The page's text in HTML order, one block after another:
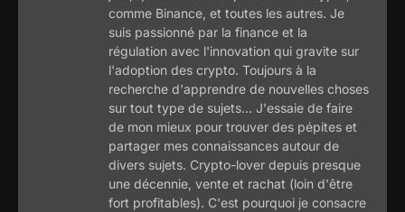
comme Binance, et toutes les autres. Je
suis passionné par la finance et la
régulation avec l'innovation qui gravite sur
l'adoption des crypto. Toujours à la
recherche d'apprendre de nouvelles choses
sur tout type de sujets... J'essaie de faire
de mon mieux pour trouver des pépites et
partager mes connaissances autour de
divers sujets. Crypto-lover depuis presque
une décennie, vente et rachat (loin d'être
fort profitables). C'est pourquoi je consacre